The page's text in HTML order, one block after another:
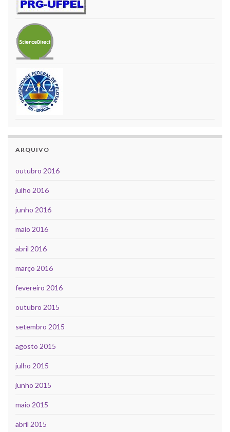
ARQUIVO
outubro 2016
julho 2016
junho 2016
maio 2016
abril 2016
março 2016
fevereiro 2016
outubro 2015
setembro 2015
agosto 2015
julho 2015
junho 2015
maio 2015
abril 2015